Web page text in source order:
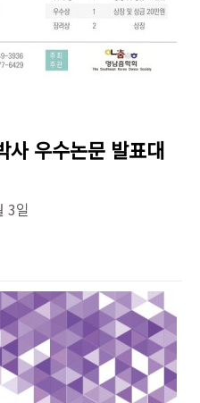
사 우수논문 발표대
3일